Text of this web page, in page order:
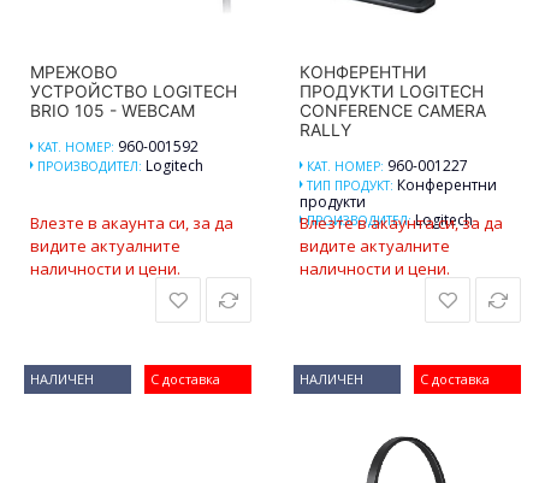
МРЕЖОВО
УСТРОЙСТВО LOGITECH
BRIO 105 - WEBCAM
КАТ. НОМЕР: 960-001592
ПРОИЗВОДИТЕЛ: Logitech
Влезте в акаунта си, за да
видите актуалните
наличности и цени.
КОНФЕРЕНТНИ
ПРОДУКТИ LOGITECH
CONFERENCE CAMERA
RALLY
КАТ. НОМЕР: 960-001227
ТИП ПРОДУКТ: Конферентни
продукти
ПРОИЗВОДИТЕЛ:Logitech
Влезте в акаунта си, за да
видите актуалните
наличности и цени.
С доставка
НАЛИЧЕН С доставка
НАЛИЧЕН